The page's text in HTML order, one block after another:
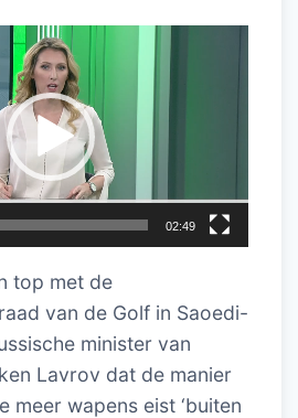
02:49
top met de
van de Golf in Saoedi-
minister van
Lavrov dat de manier
meer wapens eist ‘buiten